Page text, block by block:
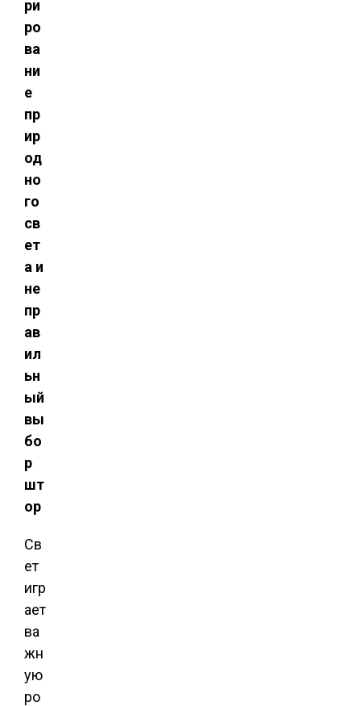
ри
ро
ва
ни
е
пр
ир
од
но
го
св
ет
а и
не
пр
ав
ил
ьн
ый
вы
бо
р
шт
ор
Св
ет
игр
ает
ва
жн
ую
ро